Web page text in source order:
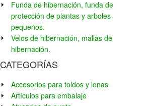
Funda de hibernación, funda de
protección de plantas y arboles
pequeños.
Velos de hibernación, mallas de
hibernación.
CATEGORÍAS
Accesorios para toldos y lonas
Artículos para embalaje